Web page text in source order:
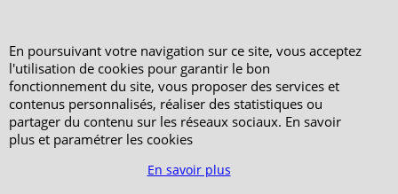
En poursuivant votre navigation sur ce site, vous acceptez
l'utilisation de cookies pour garantir le bon
fonctionnement du site, vous proposer des services et
contenus personnalisés, réaliser des statistiques ou
partager du contenu sur les réseaux sociaux. En savoir
plus et paramétrer les cookies
En savoir plus